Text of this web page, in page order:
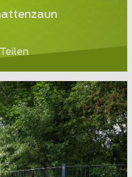
Teilen